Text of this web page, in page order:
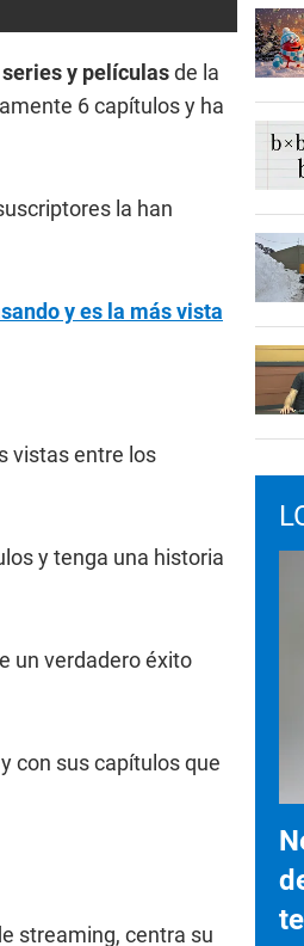
series y películasde la
6 capítulos y ha
la han
y es la más vista
vistas entre los
y tenga una historia
un verdadero éxito
con sus capítulos que
streaming, centra su